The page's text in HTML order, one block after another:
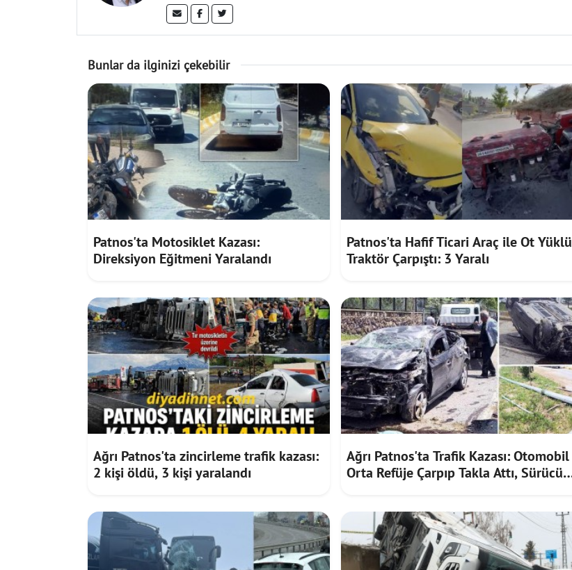
Bunlar da ilginizi çekebilir
Patnos'ta Motosiklet Kazası:
Direksiyon Eğitmeni Yaralandı
Patnos'ta Hafif Ticari Araç ile Ot Yüklü
Traktör Çarpıştı: 3 Yaralı
Ağrı Patnos'ta zincirleme trafik kazası:
2 kişi öldü, 3 kişi yaralandı
Ağrı Patnos'ta Trafik Kazası: Otomobil
Orta Refüje Çarpıp Takla Attı, Sürücü